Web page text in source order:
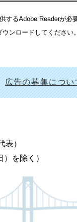
するAdobe Readerが必
ンロードしてください
広告の募集につい
表）
を除く）